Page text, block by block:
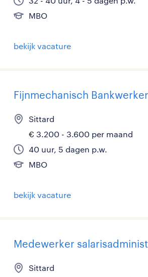
MBO
bekijk vacature
Fijnmechanisch Bankwerker
Sittard
€ 3.200 - 3.600 per maand
40 uur, 5 dagen p.w.
MBO
bekijk vacature
Medewerker
Sittard